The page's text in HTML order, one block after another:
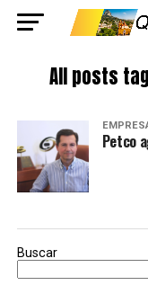
All posts
Petco
Buscar